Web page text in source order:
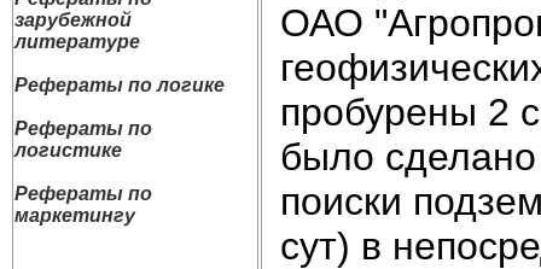
зарубежной
литературе
Рефераты по логике
Рефераты по
логистике
Рефераты по
маркетингу
ОАО
пробурены 2
было сделано
поиски
сут) в